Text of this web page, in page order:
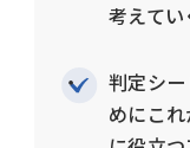
考えてい
判定シ
めにこ